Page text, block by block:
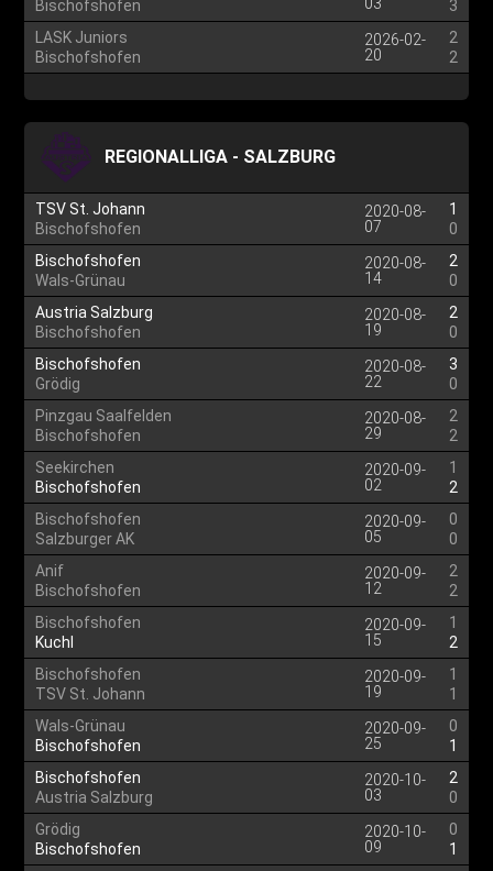
Bischofshofen
3
LASK Juniors
Bischofshofen
2026-02-
20
2
2
REGIONALLIGA - SALZBURG
TSV St. Johann
Bischofshofen
2020-08-
07
1
0
Bischofshofen
Wals-Grünau
2020-08-
14
2
0
Austria Salzburg
Bischofshofen
2020-08-
19
2
0
Bischofshofen
Grödig
2020-08-
22
3
0
Pinzgau Saalfelden
Bischofshofen
2020-08-
29
2
2
Seekirchen
Bischofshofen
2020-09-
02
1
2
Bischofshofen
Salzburger AK
2020-09-
05
0
0
Anif
Bischofshofen
2020-09-
12
2
2
Bischofshofen
Kuchl
2020-09-
15
1
2
Bischofshofen
TSV St. Johann
2020-09-
19
1
1
Wals-Grünau
Bischofshofen
2020-09-
25
0
1
Bischofshofen
Austria Salzburg
2020-10-
03
2
0
Grödig
Bischofshofen
2020-10-
09
0
1